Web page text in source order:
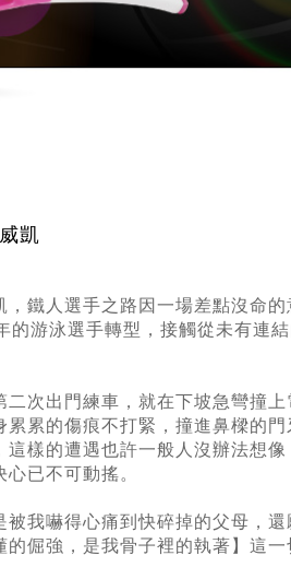
凱
，鐵人選手之路因一場差點沒命的
的游泳選手轉型，接觸從未有連
二次出門練車，就在下坡急彎撞
累累的傷痕不打緊，撞進鼻樑的
這樣的遭遇也許一般人沒辦法想
心已不可動搖。
被我嚇得心痛到快碎掉的父母，
的倔強，是我骨子裡的執著】這